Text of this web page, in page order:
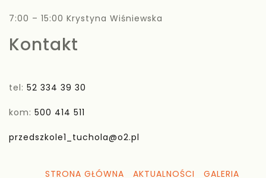
7:00 – 15:00 Krystyna Wiśniewska
Kontakt
tel: 52 334 39 30
kom: 500 414 511
przedszkole1_tuchola@o2.pl
STRONA GŁÓWNA AKTUALNOŚCI GALERIA